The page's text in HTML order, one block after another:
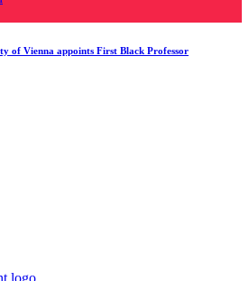
of Vienna appoints First Black Professor